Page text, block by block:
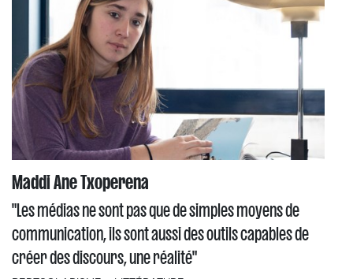
Maddi Ane Txoperena
"Les médias ne sont pas que de simples moyens de
communication, ils sont aussi des outils capables de
créer des discours, une réalité"